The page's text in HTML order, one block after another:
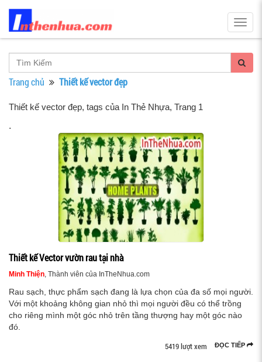
Trang chủ Thiết kế vector đẹp
Thiết kế vector đẹp, tags của In Thẻ Nhựa, Trang 1
.
Thiết kế Vector vườn rau tại nhà
Minh Thiện, Thành viên của InTheNhua.com
Rau sạch, thực phẩm sạch đang là lựa chọn của đa số mọi người.
Với một khoảng không gian nhỏ thì mọi người đều có thể trồng
cho riêng mình một góc nhỏ trên tầng thượng hay một góc nào
đó.
ĐỌC TIẾP
5419 lượt xem